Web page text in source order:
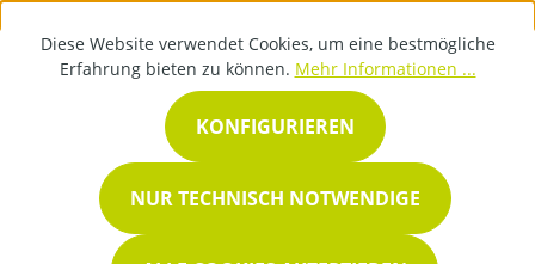
Diese Website verwendet Cookies, um eine bestmögliche
Erfahrung bieten zu können. Mehr Informationen ...
NUR TECHNISCH NOTWENDIGE
KONFIGURIEREN